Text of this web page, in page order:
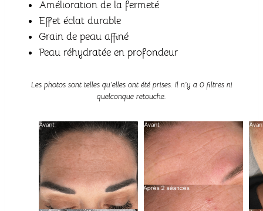
Amélioration de la fermeté
Effet éclat durable
Grain de peau affiné
Peau réhydratée en profondeur
Les photos sont telles qu’elles ont été prises. Il n’y a 0 filtres ni
quelconque retouche.